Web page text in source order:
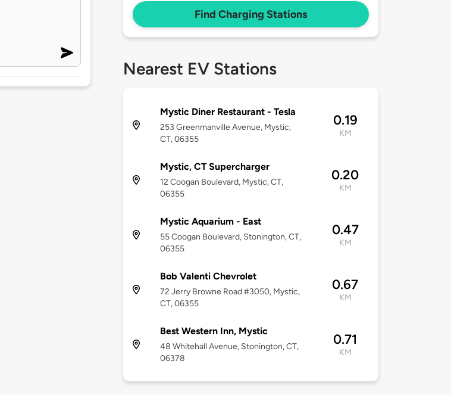
Find Charging Stations
Nearest EV Stations
Mystic Diner Restaurant - Tesla
253 Greenmanville Avenue, Mystic,
CT, 06355
0.19
KM
Mystic, CT Supercharger
12 Coogan Boulevard, Mystic, CT,
06355
0.20
KM
Mystic Aquarium - East
55 Coogan Boulevard, Stonington, CT,
06355
0.47
KM
Bob Valenti Chevrolet
72 Jerry Browne Road #3050, Mystic,
CT, 06355
0.67
KM
Best Western Inn, Mystic
48 Whitehall Avenue, Stonington, CT,
06378
0.71
KM